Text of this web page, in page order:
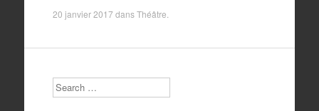
20 janvier 2017 dansThéâtre
Search